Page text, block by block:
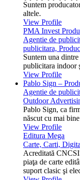
Suntem
altele.
View Profile
PMA Invest
Agentie de
publicitara,
Suntem una
publicitara indoor
View Profile
Pablo Sign –
Agentie de
Outdoor
Pablo Sign, ca
născut cu mai
View Profile
Editura Mega
Carte, Carti,
Acreditată
piaţa de carte
suport clasic şi